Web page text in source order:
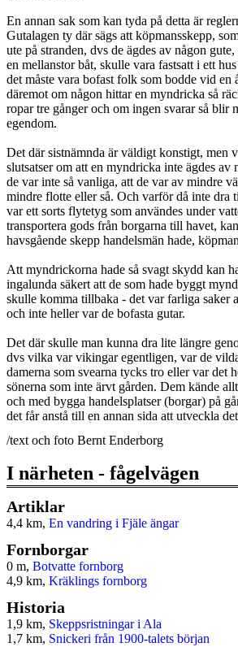
En annan sak som kan tyda på detta är
Gutalagen ty där sägs att köpmansskepp,
ute på stranden, dvs de ägdes av någon
en mellanstor båt, skulle vara fastsatt i ett
det måste vara bofast folk som bodde vid en
däremot om någon hittar en myndricka så
ropar tre gånger och om ingen svarar så blir
egendom.
Det där sistnämnda är väldigt konstigt, men
slutsatser om att en myndricka inte ägdes av
de var inte så vanliga, att de var av mindre
mindre flotte eller så. Och varför då inte dra
var ett sorts flytetyg som användes under
transportera gods från borgarna till havet,
havsgående skepp handelsmän hade,
Att myndrickorna hade så svagt skydd kan
ingalunda säkert att de som hade byggt
skulle komma tillbaka - det var farliga saker
och inte heller var de bofasta gutar.
Det där skulle man kunna dra lite längre
dvs vilka var vikingar egentligen, var de
damerna som svearna tycks tro eller var det
sönerna som inte ärvt gården. Dem kände
och med bygga handelsplatser (borgar) på
det får anstå till en annan sida att utveckla
/text och foto Bernt Enderborg
I närheten - fågelvägen
Artiklar
4,4 km, En vandring i Fjäle ängar
Fornborgar
0 m, Botvatte fornborg
4,9 km, Kräklings fornborg
Historia
1,9 km, Skeppsristningar i Ala
1,7 km, Snickeri från 1900-talets början